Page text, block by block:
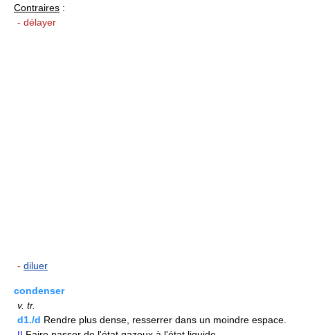
Contraires :
- délayer
- diluer
condenser
v. tr.
d1./d Rendre plus dense, resserrer dans un moindre espace.